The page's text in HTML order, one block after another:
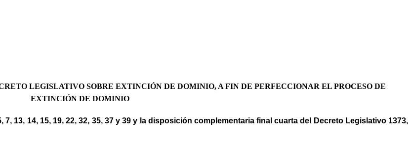
LEGISLATIVO SOBRE EXTINCIÓN DE DOMINIO, A FIN DE PERFECCIONAR EL PROCESO DE
EXTINCIÓN DE DOMINIO
13, 14, 15, 19, 22, 32, 35, 37 y 39 y la disposición complementaria final cuarta del Decreto Legislativo 1373,